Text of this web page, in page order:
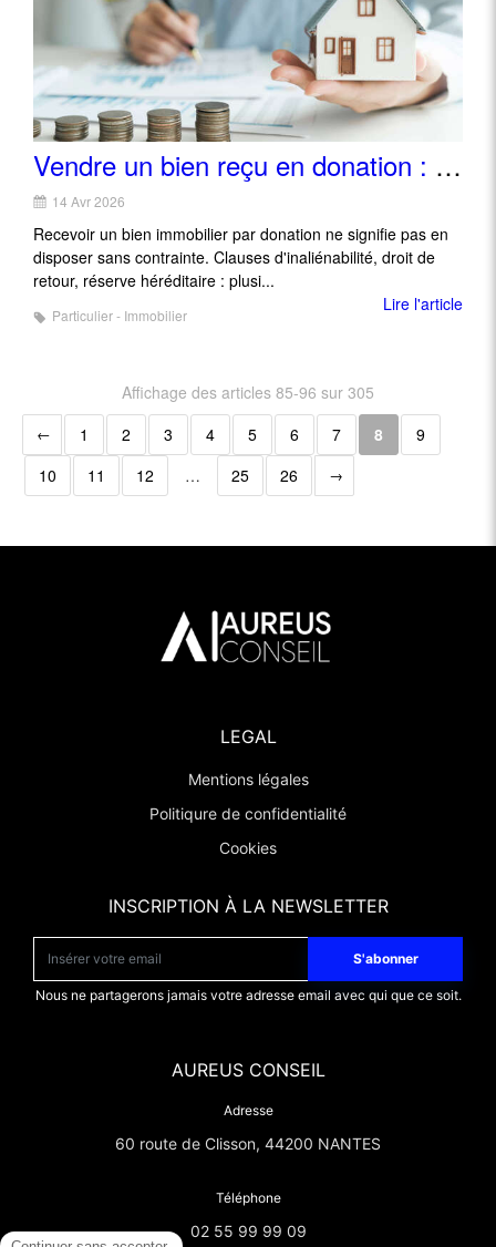
Vendre un bien reçu en donation : un parcours semé de clauses et de précautions
14 Avr 2026
Recevoir un bien immobilier par donation ne signifie pas en
disposer sans contrainte. Clauses d'inaliénabilité, droit de
retour, réserve héréditaire : plusi...
Lire l'article
Particulier - Immobilier
Affichage des articles 85-96 sur 305
1
2 3 4 5 6 7 8
9
10
11 12 … 25 26
LEGAL
Mentions légales
Politiqure de confidentialité
Cookies
INSCRIPTION À LA NEWSLETTER
S'abonner
Nous ne partagerons jamais votre adresse email avec qui que ce soit.
AUREUS CONSEIL
Adresse
60 route de Clisson, 44200 NANTES
Téléphone
02 55 99 99 09